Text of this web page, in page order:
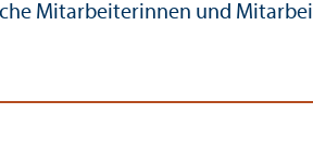
Mitarbeiterinnen und